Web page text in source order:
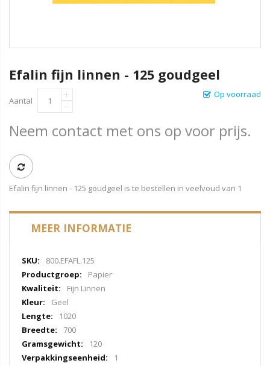
Efalin fijn linnen - 125 goudgeel
Op voorraad
Aantal
Neem contact met ons op voor prijs.
Efalin fijn linnen - 125 goudgeel is te bestellen in veelvoud van 1
MEER INFORMATIE
Meer
informatie
800.EFAFL.125
Papier
Fijn Linnen
Geel
1020
700
120
1